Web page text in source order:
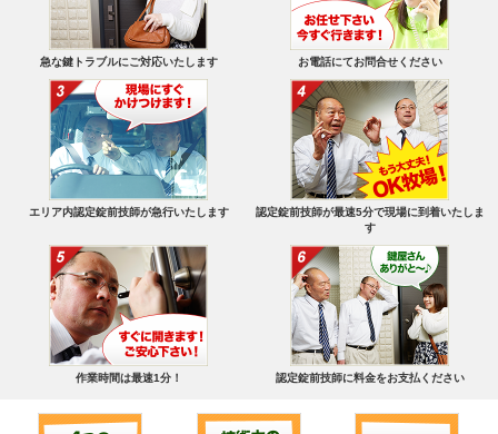
急な鍵トラブルにご対応いたします お電話にてお問合せください
エリア内認定錠前技師が急行いたします
認定錠前技師が最速5分で現場に到着いたしま
す
作業時間は最速1分！ 認定錠前技師に料金をお支払ください